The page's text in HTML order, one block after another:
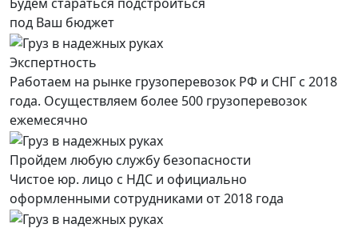
Будем стараться подстроиться
под Ваш бюджет
Экспертность
Работаем на рынке грузоперевозок РФ и СНГ с 2018
года. Осуществляем более 500 грузоперевозок
ежемесячно
Пройдем любую службу безопасности
Чистое юр. лицо с НДС и официально
оформленными сотрудниками от 2018 года